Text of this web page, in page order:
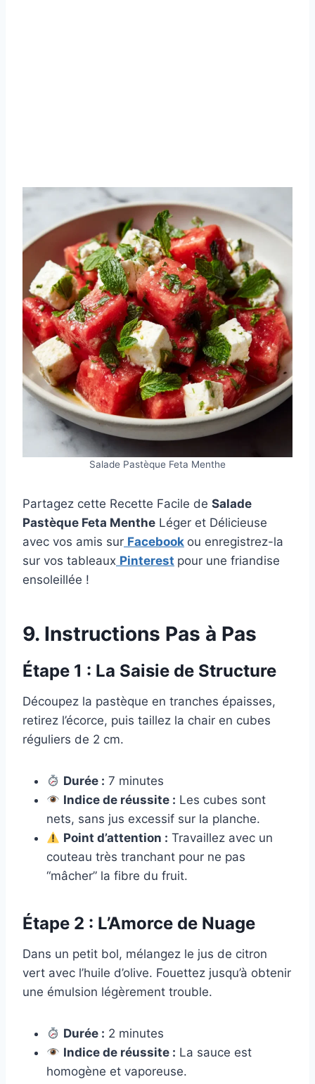
Salade Pastèque Feta Menthe
Partagez cette Recette Facile de Salade
Pastèque Feta Menthe Léger et Délicieuse
avec vos amis sur Facebook ou enregistrez-la
sur vos tableaux Pinterest pour une friandise
ensoleillée !
9. Instructions Pas à Pas
Étape 1 : La Saisie de Structure
Découpez la pastèque en tranches épaisses,
retirez l’écorce, puis taillez la chair en cubes
réguliers de 2 cm.
Durée : 7 minutes
Indice de réussite : Les cubes sont
nets, sans jus excessif sur la planche.
Point d’attention : Travaillez avec un
couteau très tranchant pour ne pas
“mâcher” la fibre du fruit.
Étape 2 : L’Amorce de Nuage
Dans un petit bol, mélangez le jus de citron
vert avec l’huile d’olive. Fouettez jusqu’à obtenir
une émulsion légèrement trouble.
Durée : 2 minutes
Indice de réussite : La sauce est
homogène et vaporeuse.